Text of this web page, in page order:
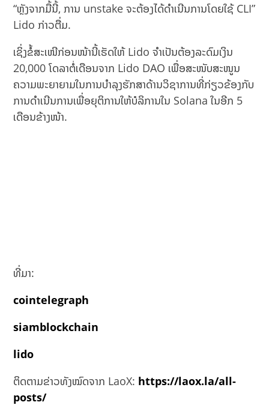
“ຫຼັງຈາກມື້ນີ້, ການ unstake ຈະຕ້ອງໄດ້ດຳເນີນການໂດຍໃຊ້ CLI”
Lido ກ່າວຕື່ມ.
ເຊິ່ງຂໍ້ສະເໜີກ່ອນໜ້ານີ້ເຮັດໃຫ້ Lido ຈຳເປັນຕ້ອງລະດົມເງິນ
20,000 ໂດລາຕໍ່ເດືອນຈາກ Lido DAO ເພື່ອສະໜັບສະໜູນ
ຄວາມພະຍາຍາມໃນການບໍາລຸງຮັກສາດ້ານວິຊາການທີ່ກ່ຽວຂ້ອງກັບ
ການດໍາເນີນການເພື່ອຍຸຕິການໃຫ້ບໍລິການໃນ Solana ໃນອີກ 5
ເດືອນຂ້າງໜ້າ.
ທີ່ມາ:
cointelegraph
siamblockchain
lido
ຕິດຕາມຂ່າວທັງໝົດຈາກ LaoX: https://laox.la/all-
posts/